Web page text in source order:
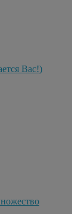
Вас!)